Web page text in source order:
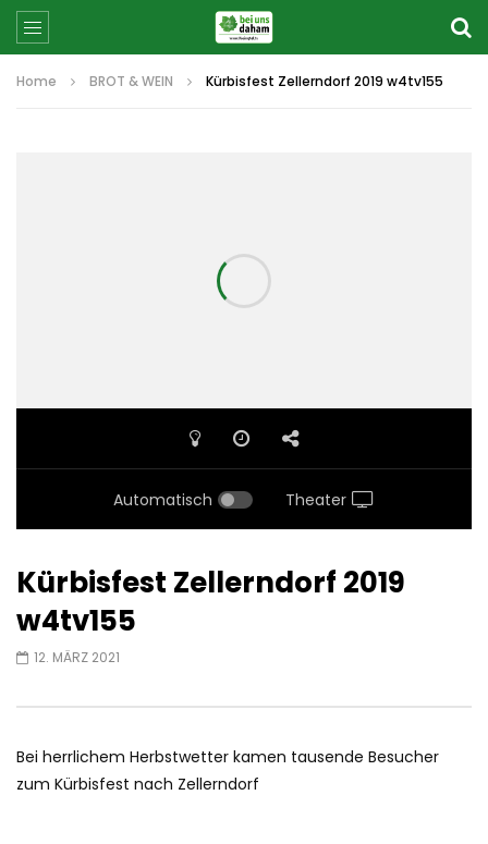
Home BROT & WEIN Kürbisfest Zellerndorf 2019 w4tv155
Automatisch Theater
Kürbisfest Zellerndorf 2019
w4tv155
12. MÄRZ 2021
Bei herrlichem Herbstwetter kamen tausende Besucher
zum Kürbisfest nach Zellerndorf